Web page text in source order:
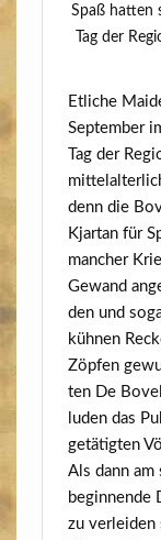
Spaß hat­ten
Tag der
Etli­che
Sep­tem­ber
Tag der
denn die
Kjar­tan für
man­cher
Gewand
den und
küh­nen
Zöp­fen
ten De
luden das
getä­tig­ten
Als dann am
begin­nen­de
zu ver­lei­den